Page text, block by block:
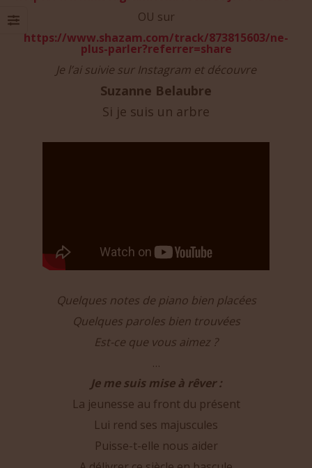
https://www.instagram.com/reels/DRJ7bC6DWBD/
OU sur
https://www.shazam.com/track/873815603/ne-
plus-parler?referrer=share
Je l’ai suivie sur Instagram et découvre
Suzanne Belaubre
Quelques notes de piano bien placées
Quelques paroles bien trouvées
Je me suis mise à rêver :
La jeunesse au front du présent
Lui rend ses majuscules
Puisse-t-elle nous aider